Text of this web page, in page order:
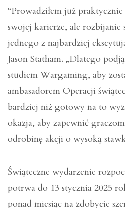
“Prowadziłem już
swojej karierze, ale rozbijanie
jednego z najbardziej
Jason Statham. „Dlatego
studiem Wargaming, aby
ambasadorem Operacji
bardziej niż gotowy na to
okazja, aby zapewnić
odrobinę akcji o wysoką
Świąteczne wydarzenie
potrwa do 13 stycznia 2025
ponad miesiąc na zdobycie